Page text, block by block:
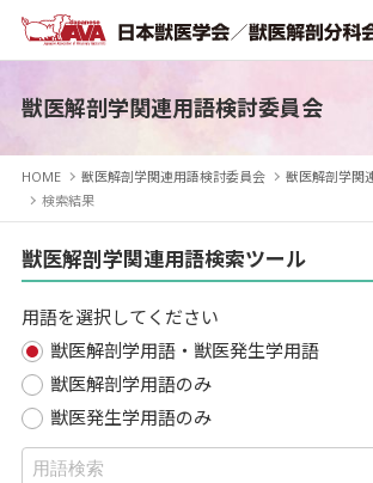
獣医解剖学関連用語検討委員会
HOME 獣医解剖学関連用語検討委員会
獣医解剖学関
検索結果
獣医解剖学関連用語検索ツール
用語を選択してください
獣医解剖学用語・獣医発生学用語
獣医解剖学用語のみ
獣医発生学用語のみ